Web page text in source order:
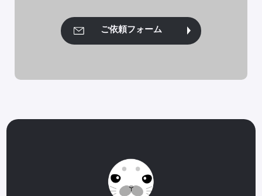
ご依頼フォーム